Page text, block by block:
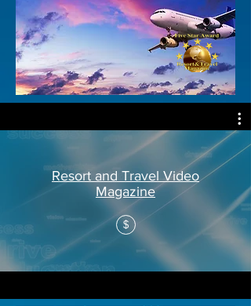
Resort and Travel Video
Magazine
$